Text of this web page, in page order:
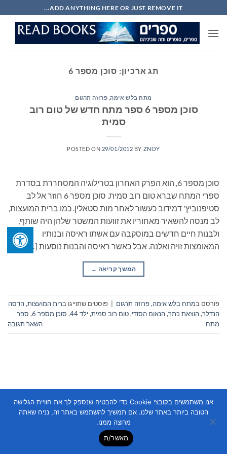
to
content
ADD ANYTHING HERE OR JUST REMOVE IT...
תג ארכיון: סוכן מספר 6
מתח בלש אימה, פרוזה תרגום
סוכן מספר 6 ספר מתח חדש של טום רוב
סמית
POSTED ON 29/01/2012 BY ZNOY
סוכן מספר 6, הוא הפרק האחרון בטרילוגיה המסחררת בסדרת
ספרי המתח שברא טום רוב סמית. סוכן מספר 6 חוזר אל לב
סטיפנוביץ' דמידוב כעשור לאחר מות סטאלין. כמו ברית המועצות,
לב מנסה להשאיר מאחוריו את זוועות המשטר שלהן היה שותף,
ולבנות חיים חדשים במוסקבה עם אשתו ראיסה ובנותיו
המאומצות זויה ואלנה. אבל כאשר ראיסה והבנות נוסעות […]
המשך קריאה →
פורסם במתח בלש אימה,פרוזה תרגום פוסטים שתוייגו ברית המועצות,הדסה
הנדלר,הוצאת כתר,הנאום הסודי,טום רוב סמית,ילד 44 , סוכן מספר 6 , ספר
מתח
השאר תגובה
Copyright 2026 © Flatsome Themeאנו משתמשים בקובצי Cookie כדי להבטיח שנספק לך את חוויית הגלישה
הטובה ביותר באתר שלנו. אם תמשיך להשתמש באתר זה, נניח שאתה
מרוצה ממנו.
מאשר/ת